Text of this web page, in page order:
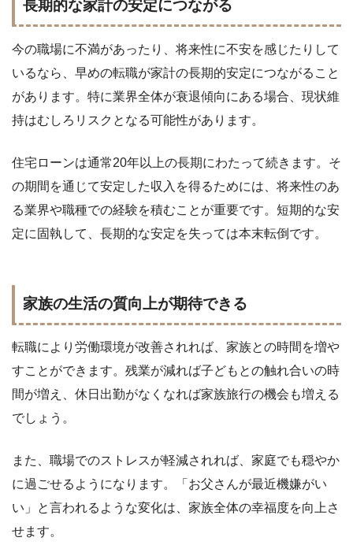
長期的な家計の安定につながる
今の職場に不満があったり、将来性に不安を感じたりして
いるなら、早めの転職が家計の長期的安定につながること
があります。特に業界全体が衰退傾向にある場合、現状維
持はむしろリスクとなる可能性があります。
住宅ローンは通常20年以上の長期にわたって続きます。そ
の期間を通じて安定した収入を得るためには、将来性のあ
る業界や職種での経験を積むことが重要です。短期的な安
定に固執して、長期的な安定を失っては本末転倒です。
家族の生活の質向上が期待できる
転職により労働環境が改善されれば、家族との時間を増や
すことができます。残業が減れば子どもとの触れ合いの時
間が増え、休日出勤がなくなれば家族旅行の機会も増える
でしょう。
また、職場でのストレスが軽減されれば、家庭でも穏やか
に過ごせるようになります。「お父さんが最近機嫌がい
い」と言われるような変化は、家族全体の幸福度を向上さ
せます。